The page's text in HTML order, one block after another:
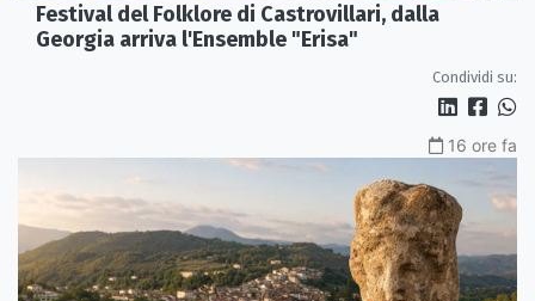
Festival del Folklore di Castrovillari, dalla
Georgia arriva l'Ensemble "Erisa"
Condividi su:
16 ore fa